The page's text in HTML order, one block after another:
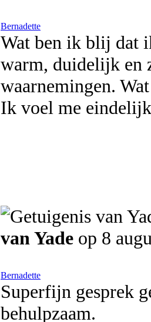
Bernadette
Wat ben ik blij dat
warm, duidelijk en
waarnemingen.
Ik voel me
van Yade op 8
Bernadette
Superfijn gesprek
behulpzaam.